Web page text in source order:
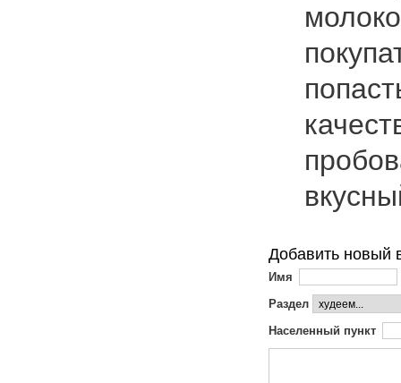
Добавить новый
Имя
Раздел
Населенный пункт